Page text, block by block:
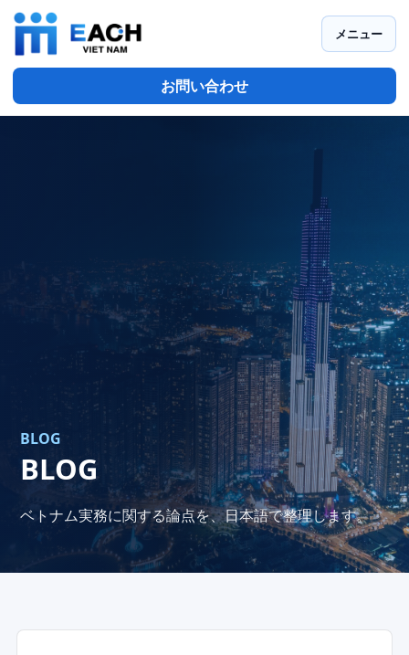
メニュー
お問い合わせ
BLOG
BLOG
ベトナム実務に関する論点を、日本語で整理します。